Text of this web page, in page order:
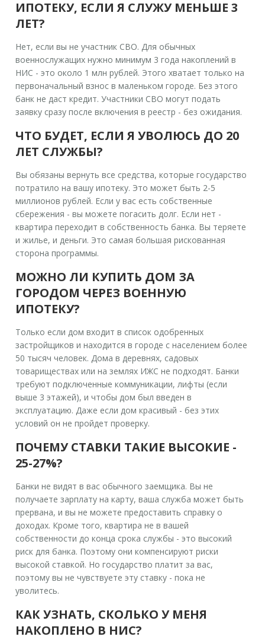
ИПОТЕКУ, ЕСЛИ Я СЛУЖУ МЕНЬШЕ 3
ЛЕТ?
Нет, если вы не участник СВО. Для обычных
военнослужащих нужно минимум 3 года накоплений в
НИС - это около 1 млн рублей. Этого хватает только на
первоначальный взнос в маленьком городе. Без этого
банк не даст кредит. Участники СВО могут подать
заявку сразу после включения в реестр - без ожидания.
ЧТО БУДЕТ, ЕСЛИ Я УВОЛЮСЬ ДО 20
ЛЕТ СЛУЖБЫ?
Вы обязаны вернуть все средства, которые государство
потратило на вашу ипотеку. Это может быть 2-5
миллионов рублей. Если у вас есть собственные
сбережения - вы можете погасить долг. Если нет -
квартира переходит в собственность банка. Вы теряете
и жилье, и деньги. Это самая большая рискованная
сторона программы.
МОЖНО ЛИ КУПИТЬ ДОМ ЗА
ГОРОДОМ ЧЕРЕЗ ВОЕННУЮ
ИПОТЕКУ?
Только если дом входит в список одобренных
застройщиков и находится в городе с населением более
50 тысяч человек. Дома в деревнях, садовых
товариществах или на землях ИЖС не подходят. Банки
требуют подключенные коммуникации, лифты (если
выше 3 этажей), и чтобы дом был введен в
эксплуатацию. Даже если дом красивый - без этих
условий он не пройдет проверку.
ПОЧЕМУ СТАВКИ ТАКИЕ ВЫСОКИЕ -
25-27%?
Банки не видят в вас обычного заемщика. Вы не
получаете зарплату на карту, ваша служба может быть
прервана, и вы не можете предоставить справку о
доходах. Кроме того, квартира не в вашей
собственности до конца срока службы - это высокий
риск для банка. Поэтому они компенсируют риски
высокой ставкой. Но государство платит за вас,
поэтому вы не чувствуете эту ставку - пока не
уволитесь.
КАК УЗНАТЬ, СКОЛЬКО У МЕНЯ
НАКОПЛЕНО В НИС?